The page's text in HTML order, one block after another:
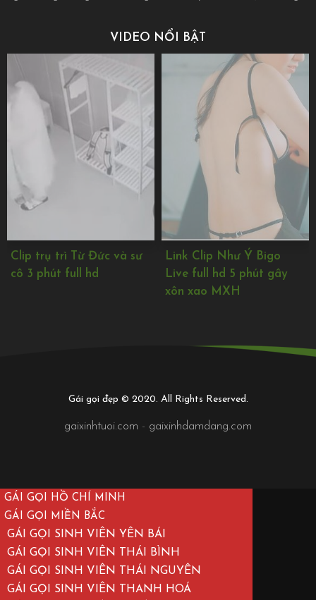
VIDEO NỔI BẬT
Clip trụ trì Từ Đức và sư
cô 3 phút full hd
Link Clip Như Ý Bigo
Live full hd 5 phút gây
xôn xao MXH
Gái gọi đẹp © 2020. All Rights Reserved.
gaixinhtuoi.com - gaixinhdamdang.com
GÁI GỌI HỒ CHÍ MINH
GÁI GỌI MIỀN BẮC
GÁI GỌI SINH VIÊN YÊN BÁI
GÁI GỌI SINH VIÊN THÁI BÌNH
GÁI GỌI SINH VIÊN THÁI NGUYÊN
GÁI GỌI SINH VIÊN THANH HOÁ